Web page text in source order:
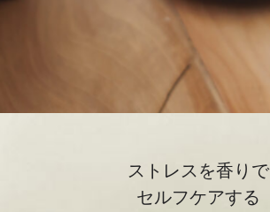
ストレスを香りで
セルフケアする